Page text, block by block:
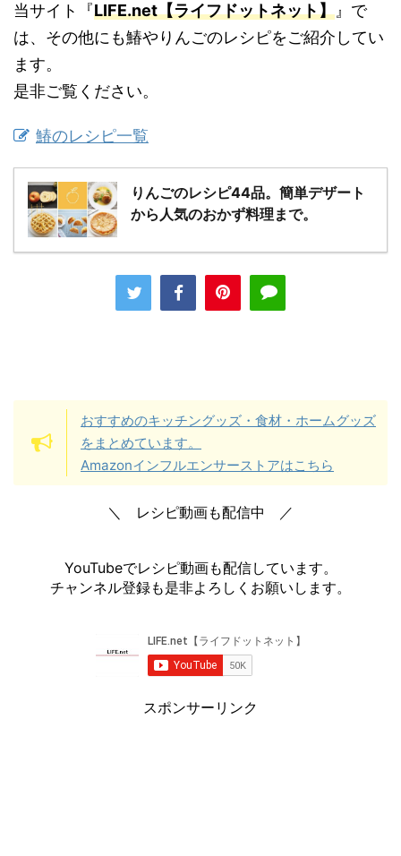
当サイト『LIFE.net【ライフドットネット】 』で
は、その他にも鰆やりんごのレシピをご紹介してい
ます。
是非ご覧ください。
鰆のレシピ一覧
りんごのレシピ44品。簡単デザート
から人気のおかず料理まで。
おすすめのキッチングッズ・食材・ホームグッズ
をまとめています。
Amazonインフルエンサーストアはこちら
＼ レシピ動画も配信中 ／
YouTubeでレシピ動画も配信しています。
チャンネル登録も是非よろしくお願いします。
スポンサーリンク